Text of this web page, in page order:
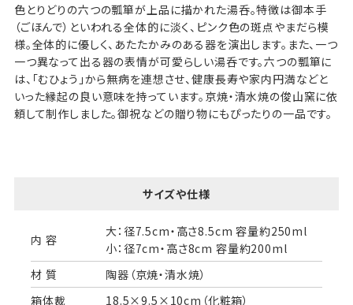
色とりどりの六つの瓢箪が上品に描かれた湯呑。特徴は御本手
（ごほんで）といわれる全体的に淡く、ピンク色の斑点やまだら模
様。全体的に優しく、あたたかみのある器を演出します。また、一つ
一つ異なって出る器の表情が可愛らしい湯呑です。六つの瓢箪に
は、「むひょう」から無病を連想させ、健康長寿や家内円満などと
いった縁起の良い意味を持っています。京焼・清水焼の俊山窯に依
頼して制作しました。御祝などの贈り物にもぴったりの一品です。
サイズや仕様
内 容
大：径7.5cm・高さ8.5cm 容量約250ml
小：径7cm・高さ8cm 容量約200ml
材 質
陶器（京焼・清水焼）
箱体裁
18.5×9.5×10cm（化粧箱）